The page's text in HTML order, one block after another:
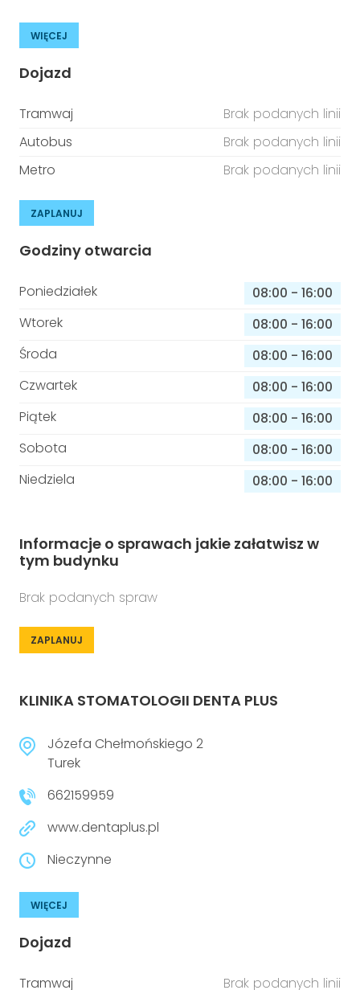
WIĘCEJ
Dojazd
Tramwaj
Brak podanych linii
Autobus
Brak podanych linii
Metro
Brak podanych linii
ZAPLANUJ
Godziny otwarcia
Poniedziałek 08:00 - 16:00
Wtorek
08:00 - 16:00
Środa
08:00 - 16:00
Czwartek
08:00 - 16:00
Piątek
08:00 - 16:00
Sobota
08:00 - 16:00
Niedziela
08:00 - 16:00
Informacje o sprawach jakie załatwisz w
tym budynku
Brak podanych spraw
ZAPLANUJ
KLINIKA STOMATOLOGII DENTA PLUS
Józefa Chełmońskiego 2
Turek
662159959
www.dentaplus.pl
Nieczynne
WIĘCEJ
Dojazd
Tramwaj Brak podanych linii